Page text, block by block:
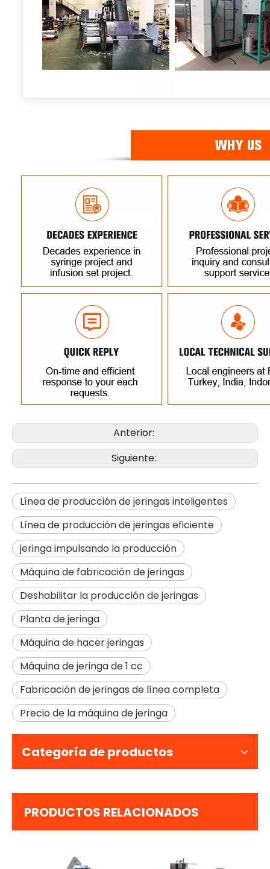
Anterior:
Siguiente:
Línea de producción de jeringas inteligentes
Línea de producción de jeringas eficiente
jeringa impulsando la producción
Máquina de fabricación de jeringas
Deshabilitar la producción de jeringas
Planta de jeringa
Máquina de hacer jeringas
Máquina de jeringa de 1 cc
Fabricación de jeringas de línea completa
Precio de la máquina de jeringa
Categoría de productos
PRODUCTOS RELACIONADOS